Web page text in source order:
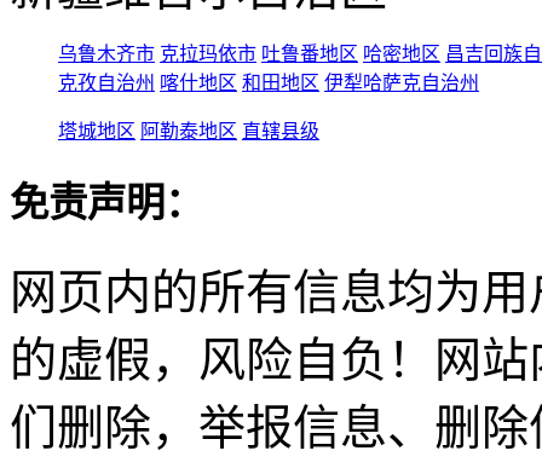
乌鲁木齐市 克拉玛依市 吐鲁番地区 哈密地区 昌吉回族
克孜自治州 喀什地区 和田地区 伊犁哈萨克自治州
塔城地区 阿勒泰地区 直辖县级
免责声明：
网页内的所有信息均为
的虚假，风险自负！网
们删除，举报信息、删